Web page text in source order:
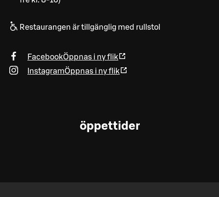
Restaurangen är tillgänglig med rullstol
FacebookÖppnas i ny flik
InstagramÖppnas i ny flik
öppettider